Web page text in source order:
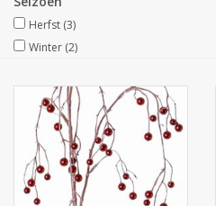
Kunstkransen
Herfst (3)
Winter (2)